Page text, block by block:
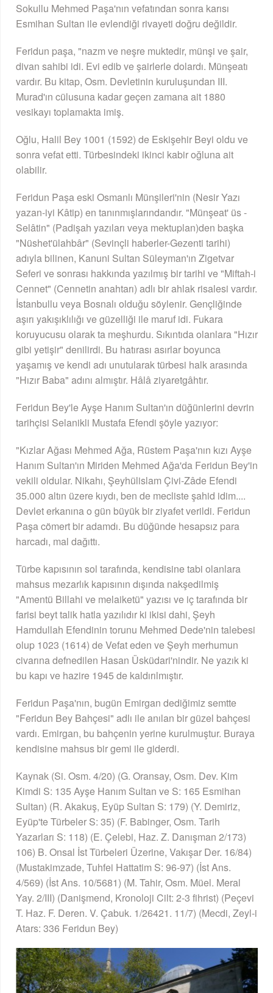
Sokullu Mehmed Paşa'nın vefatından sonra karısı
Esmihan Sultan ile evlendiği rivayeti doğru değildir.
Feridun paşa, "nazm ve neşre muktedir, münşi ve şair,
divan sahibi idi. Evi edib ve şairlerle dolardı. Münşeatı
vardır. Bu kitap, Osm. Devletinin kuruluşundan III.
Murad'ın cülusuna kadar geçen zamana ait 1880
vesikayı toplamakta imiş.
Oğlu, Halil Bey 1001 (1592) de Eskişehir Beyi oldu ve
sonra vefat etti. Türbesindeki ikinci kabir oğluna ait
olabilir.
Feridun Paşa eski Osmanlı Münşileri'nin (Nesir Yazı
yazan-iyi Kâtip) en tanınmışlarındandır. "Münşeat' üs -
Selâtin" (Padişah yazıları veya mektuplan)den başka
"Nüshet'ülahbâr" (Sevinçli haberler-Gezenti tarihi)
adıyla bilinen, Kanuni Sultan Süleyman'ın Zigetvar
Seferi ve sonrası hakkında yazılmış bir tarihi ve "Miftah-i
Cennet" (Cennetin anahtarı) adlı bir ahlak risalesi vardır.
İstanbullu veya Bosnalı olduğu söylenir. Gençliğinde
aşırı yakışıklılığı ve güzelliği ile maruf idi. Fukara
koruyucusu olarak ta meşhurdu. Sıkıntıda olanlara "Hızır
gibi yetişir" denilirdi. Bu hatırası asırlar boyunca
yaşamış ve kendi adı unutularak türbesi halk arasında
"Hızır Baba" adını almıştır. Hâlâ ziyaretgâhtır.
Feridun Bey'le Ayşe Hanım Sultan'ın düğünlerini devrin
tarihçisi Selanikli Mustafa Efendi şöyle yazıyor:
"Kızlar Ağası Mehmed Ağa, Rüstem Paşa'nın kızı Ayşe
Hanım Sultan'ın Miriden Mehmed Ağa'da Feridun Bey'in
vekili oldular. Nikahı, Şeyhülislam Çivi-Zâde Efendi
35.000 altın üzere kıydı, ben de mecliste şahid idim....
Devlet erkanına o gün büyük bir ziyafet verildi. Feridun
Paşa cömert bir adamdı. Bu düğünde hesapsız para
harcadı, mal dağıttı.
Türbe kapısının sol tarafında, kendisine tabi olanlara
mahsus mezarlık kapısının dışında nakşedilmiş
"Amentü Billahi ve melaiketü" yazısı ve iç tarafında bir
farisi beyt talik hatla yazılıdır ki ikisi dahi, Şeyh
Hamdullah Efendinin torunu Mehmed Dede'nin talebesi
olup 1023 (1614) de Vefat eden ve Şeyh merhumun
civarına defnedilen Hasan Üsküdari'nindir. Ne yazık ki
bu kapı ve hazire 1945 de kaldırılmıştır.
Feridun Paşa'nın, bugün Emirgan dediğimiz semtte
"Feridun Bey Bahçesi" adlı ile anılan bir güzel bahçesi
vardı. Emirgan, bu bahçenin yerine kurulmuştur. Buraya
kendisine mahsus bir gemi ile giderdi.
Kaynak (Si. Osm. 4/20) (G. Oransay, Osm. Dev. Kim
Kimdi S: 135 Ayşe Hanım Sultan ve S: 165 Esmihan
Sultan) (R. Akakuş, Eyüp Sultan S: 179) (Y. Demiriz,
Eyüp'te Türbeler S: 35) (F. Babinger, Osm. Tarih
Yazarları S: 118) (E. Çelebi, Haz. Z. Danışman 2/173)
106) B. Onsal İst Türbeleri Üzerine, Vakışar Der. 16/84)
(Mustakimzade, Tuhfei Hattatim S: 96-97) (İst Ans.
4/569) (İst Ans. 10/5681) (M. Tahir, Osm. Müel. Meral
Yay. 2/III) (Danişmend, Kronoloji Cilt: 2-3 fihrist) (Peçevi
T. Haz. F. Deren. V. Çabuk. 1/26421. 11/7) (Mecdi, Zeyl-i
Atars: 336 Feridun Bey)